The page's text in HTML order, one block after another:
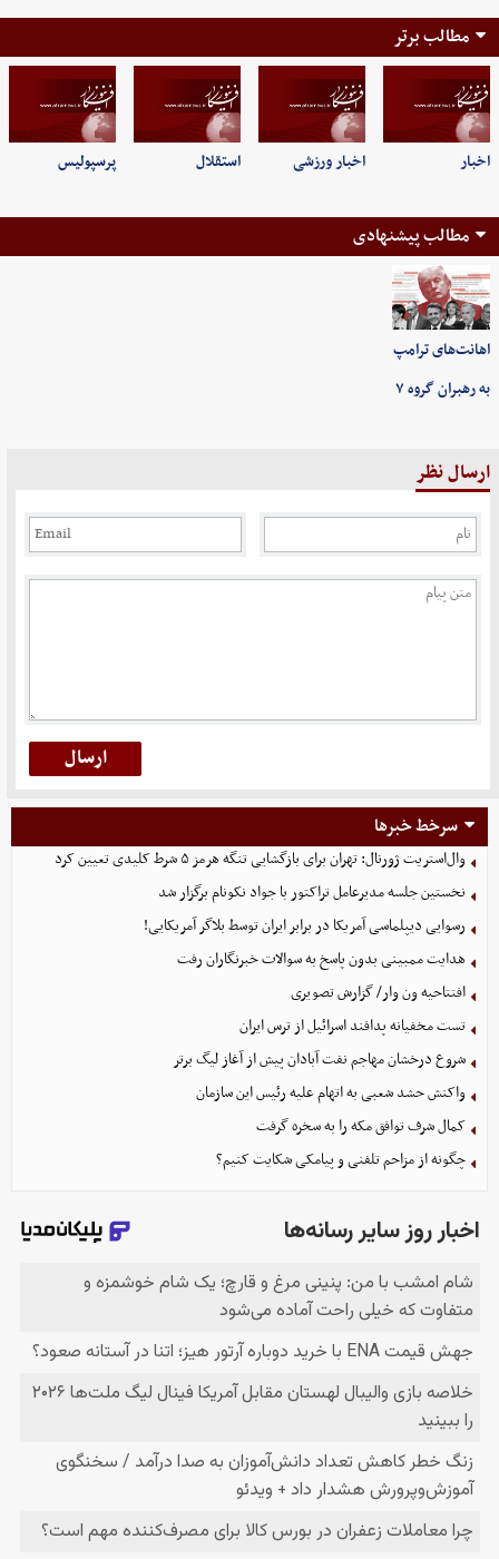
مطالب برتر
اخبار اخبار ورزشی استقلال پرسپولیس
مطالب پیشنهادی
اهانت‌های ترامپ
به رهبران گروه ۷
ارسال نظر
سرخط خبرها
وال‌استریت ژورنال: تهران برای بازگشایی تنگه هرمز ۵ شرط کلیدی تعیین کرد
نخستین جلسه مدیرعامل تراکتور با جواد نکونام برگزار شد
رسوایی دیپلماسی آمریکا در برابر ایران توسط بلاگر آمریکایی!
هدایت ممبینی بدون پاسخ به سوالات خبرنگاران رفت
افتتاحیه ون وار/ گزارش تصویری
تست مخفیانه پدافند اسرائیل از ترس ایران
شروع درخشان مهاجم نفت آبادان پیش از آغاز لیگ برتر
واکنش حشد شعبی به اتهام‌ علیه رئیس این سازمان
کمال شرف توافق مکه را به سخره گرفت
چگونه از مزاحم تلفنی و پیامکی شکایت کنیم؟